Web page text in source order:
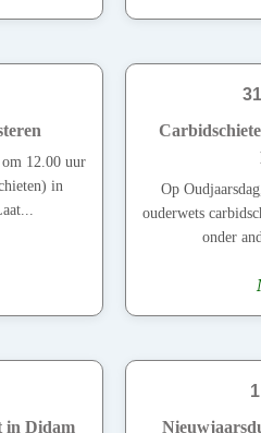
om 12.00 uur
in
Op
ouderwets
onder
in Didam